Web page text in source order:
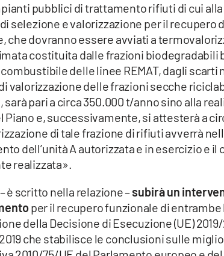
pubblici di trattamento rifiuti di cui
selezione e valorizzazione per il recupero
che dovranno essere avviati a
costituita dalle frazioni biodegradabili
combustibile delle linee REMAT, dagli
valorizzazione delle frazioni secche
pari a circa 350.000 t/anno sino alla
Piano e, successivamente, si attesterà a
di tale frazione di rifiuti avverrà
dell’unità A autorizzata e in esercizio e
realizzata».
è scritto nella relazione –subirà un
per il recupero funzionale di
della Decisione di Esecuzione (UE)
che stabilisce le conclusioni sulle